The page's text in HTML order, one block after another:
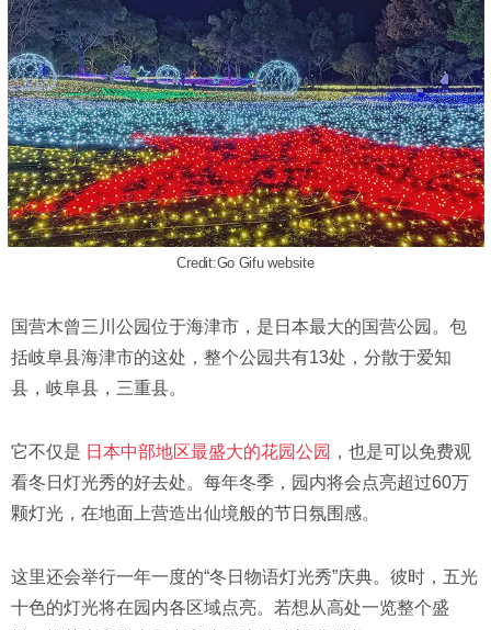
Credit:Go Gifu website
国营木曾三川公园位于海津市，是日本最大的国营公园。包
括岐阜县海津市的这处，整个公园共有13处，分散于爱知
县，岐阜县，三重县。
它不仅是 日本中部地区最盛大的花园公园 ，也是可以免费观
看冬日灯光秀的好去处。每年冬季，园内将会点亮超过60万
颗灯光，在地面上营造出仙境般的节日氛围感。
这里还会举行一年一度的“冬日物语灯光秀”庆典。彼时，五光
十色的灯光将在园内各区域点亮。若想从高处一览整个盛